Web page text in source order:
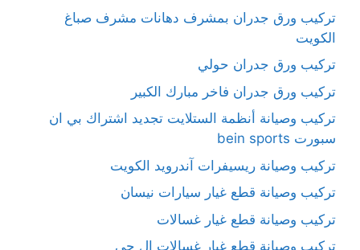
تركيب ورق جدران بمشرف دهانات مشرف صباغ
الكويت
تركيب ورق جدران حولي
تركيب ورق جدران فاخر مبارك الكبير
تركيب وصيانة أنظمة الستلايت تجديد اشتراك بي ان
سبورت bein sports
تركيب وصيانة ريسيفرات آندرويد الكويت
تركيب وصيانة قطع غيار سيارات نيسان
تركيب وصيانة قطع غيار غسالات
تركيب وصيانة قطع غيار غسالات ال جي